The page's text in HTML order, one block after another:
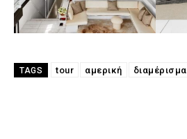
TAGS tour αμερική διαμέρισμα